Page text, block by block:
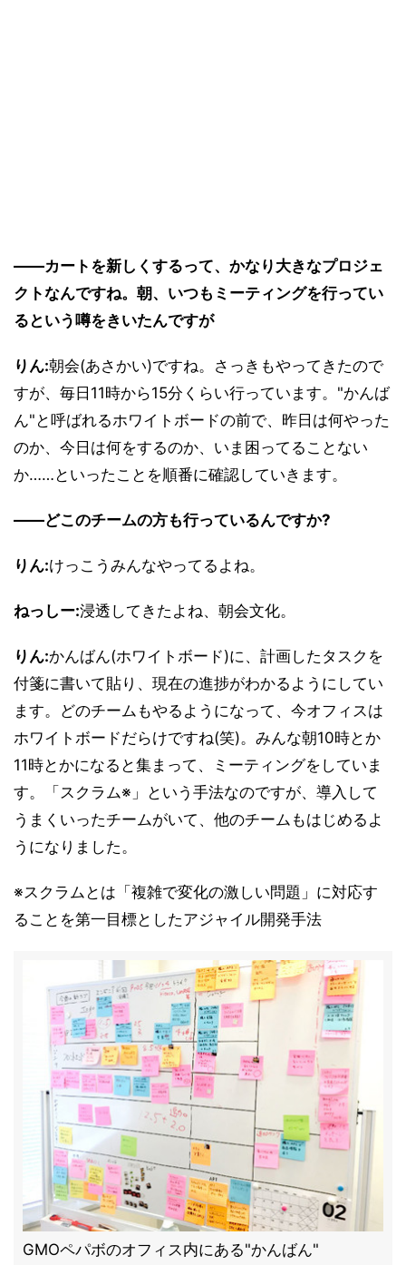
――カートを新しくするって、かなり大きなプロジェ
クトなんですね。朝、いつもミーティングを行ってい
るという噂をきいたんですが
りん:朝会(あさかい)ですね。さっきもやってきたので
すが、毎日11時から15分くらい行っています。"かんば
ん"と呼ばれるホワイトボードの前で、昨日は何やった
のか、今日は何をするのか、いま困ってることない
か……といったことを順番に確認していきます。
――どこのチームの方も行っているんですか?
りん:けっこうみんなやってるよね。
ねっしー:浸透してきたよね、朝会文化。
りん:かんばん(ホワイトボード)に、計画したタスクを
付箋に書いて貼り、現在の進捗がわかるようにしてい
ます。どのチームもやるようになって、今オフィスは
ホワイトボードだらけですね(笑)。みんな朝10時とか
11時とかになると集まって、ミーティングをしていま
す。「スクラム※」という手法なのですが、導入して
うまくいったチームがいて、他のチームもはじめるよ
うになりました。
※スクラムとは「複雑で変化の激しい問題」に対応す
ることを第一目標としたアジャイル開発手法
GMOペパボのオフィス内にある"かんばん"